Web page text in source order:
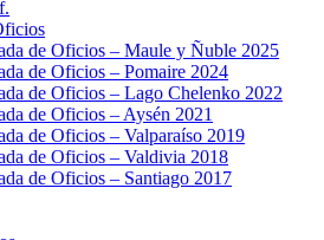
de Oficios – Maule y Ñuble 2025
de Oficios – Pomaire 2024
de Oficios – Lago Chelenko 2022
de Oficios – Aysén 2021
de Oficios – Valparaíso 2019
de Oficios – Valdivia 2018
de Oficios – Santiago 2017